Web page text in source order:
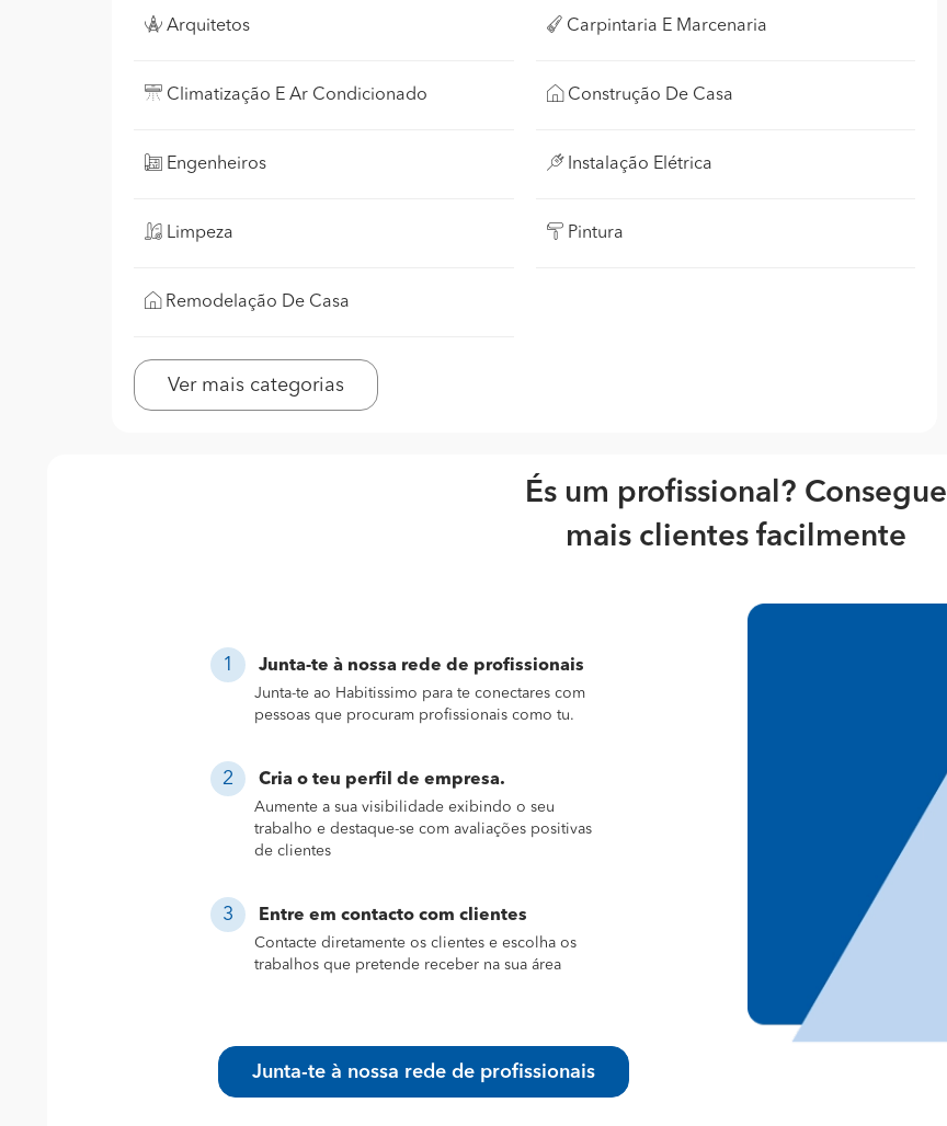
Arquitetos Carpintaria E Marcenaria
Climatização E Ar Condicionado Construção De Casa
Engenheiros Instalação Elétrica
Limpeza Pintura
Remodelação De Casa
Ver mais categorias
És um profissional? Consegue
mais clientes facilmente
Junta-te à nossa rede de profissionais
Junta-te ao Habitissimo para te conectares com
pessoas que procuram profissionais como tu.
Cria o teu perfil de empresa.
Aumente a sua visibilidade exibindo o seu
trabalho e destaque-se com avaliações positivas
de clientes
Entre em contacto com clientes
Contacte diretamente os clientes e escolha os
trabalhos que pretende receber na sua área
Junta-te à nossa rede de profissionais